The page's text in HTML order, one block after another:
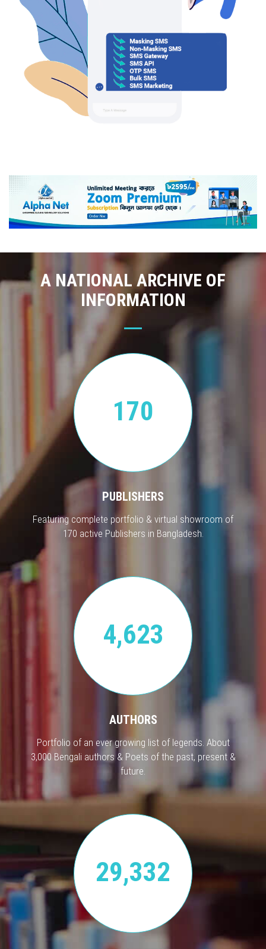
A NATIONAL ARCHIVE OF
INFORMATION
170
PUBLISHERS
Featuring complete portfolio & virtual showroom of
170 active Publishers in Bangladesh.
4,623
AUTHORS
Portfolio of an ever growing list of legends. About
3,000 Bengali authors & Poets of the past, present &
future.
29,332